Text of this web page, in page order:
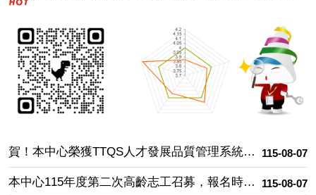
雄
府
公
務
人
力
中
心
使
115-08-07
賀！本中心榮獲TTQS人才發展品質管理系統（訓練機構版）「金牌認證」，展現卓越人才培育與訓練品質。
115-08-07
本中心115年度第二次高齡志工召募，報名時間:即日起至115年9月30日止。